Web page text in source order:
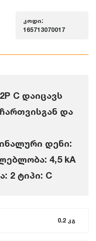
კოდი:
165713070017
C დაიცავს
და
დენი:
4,5 kA
2 ტიპი: C
0.2 კგ